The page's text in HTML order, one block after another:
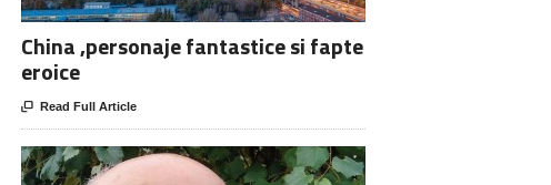
China ,personaje fantastice si fapte
eroice
 Read Full Article